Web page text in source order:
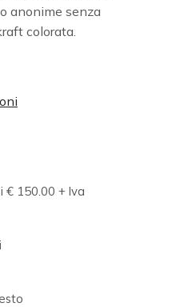
anonime senza
colorata.
€ 150.00 + Iva